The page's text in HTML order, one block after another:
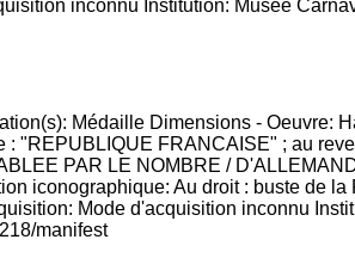
inconnu Institution: Musée